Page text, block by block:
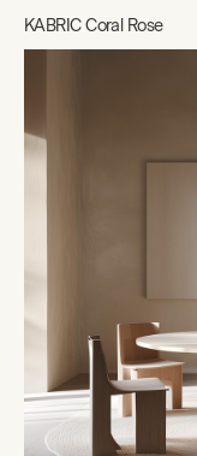
KABRIC Coral Rose